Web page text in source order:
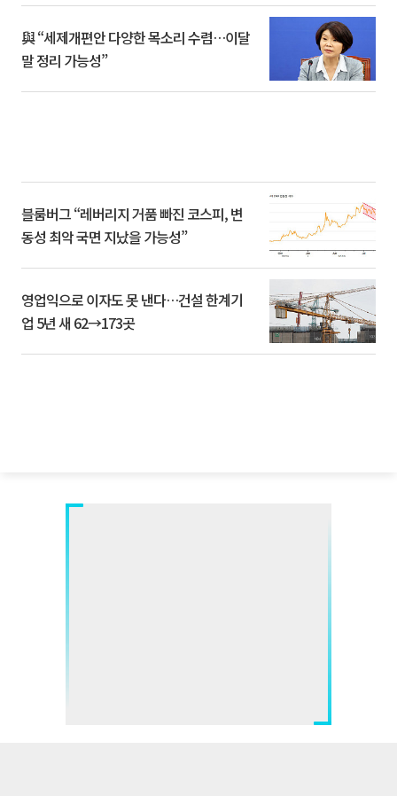
與 “세제개편안 다양한 목소리 수렴…이달
말 정리 가능성”
블룸버그 “레버리지 거품 빠진 코스피, 변
동성 최악 국면 지났을 가능성”
영업익으로 이자도 못 낸다…건설 한계기
업 5년 새 62→173곳